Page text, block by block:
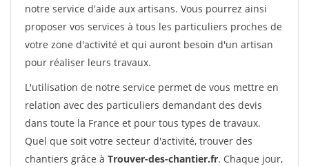
notre service d'aide aux artisans. Vous pourrez ainsi
proposer vos services à tous les particuliers proches de
votre zone d'activité et qui auront besoin d'un artisan
pour réaliser leurs travaux.
L'utilisation de notre service permet de vous mettre en
relation avec des particuliers demandant des devis
dans toute la France et pour tous types de travaux.
Quel que soit votre secteur d'activité, trouver des
chantiers grâce à Trouver-des-chantier.fr. Chaque jour,